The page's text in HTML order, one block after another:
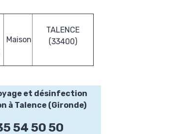
Maison
TALENCE
(33400)
et désinfection
à Talence (Gironde)
54 50 50